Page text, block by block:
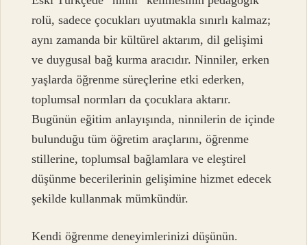
rolü, sadece çocukları uyutmakla sınırlı kalmaz;
aynı zamanda bir kültürel aktarım, dil gelişimi
ve duygusal bağ kurma aracıdır. Ninniler, erken
yaşlarda öğrenme süreçlerine etki ederken,
toplumsal normları da çocuklara aktarır.
Bugünün eğitim anlayışında, ninnilerin de içinde
bulunduğu tüm öğretim araçlarını, öğrenme
stillerine, toplumsal bağlamlara ve eleştirel
düşünme becerilerinin gelişimine hizmet edecek
şekilde kullanmak mümkündür.
Kendi öğrenme deneyimlerinizi düşünün.